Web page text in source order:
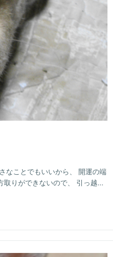
なことでもいいから、 開運の端
取りができないので、 引っ越...